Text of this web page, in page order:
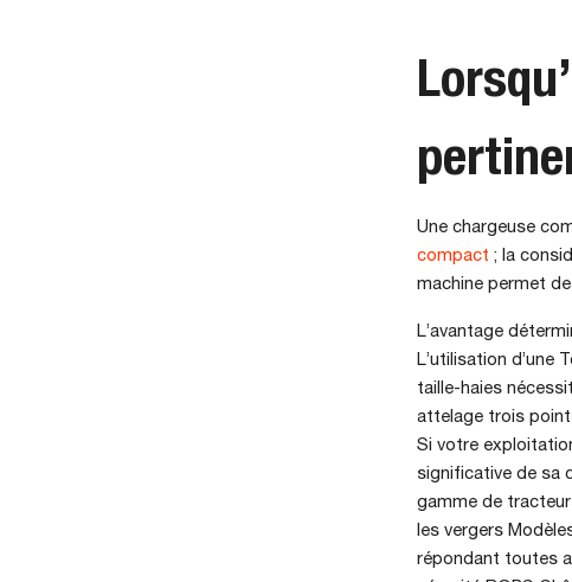
Une chargeuse
compact ; la
machine permet
L’avantage
L’utilisation d’une
taille-haies
attelage trois
Si votre
significative de sa
gamme de
les vergers
répondant toutes